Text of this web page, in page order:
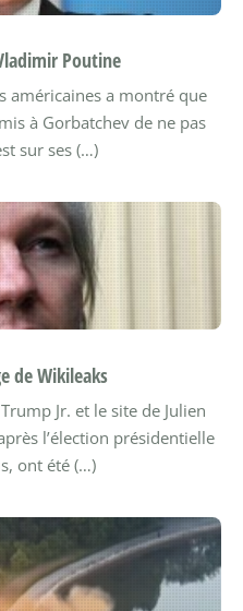
Poutine
américaines a montré que
à Gorbatchev de ne pas
sur ses (…)
de Wikileaks
Jr. et le site de Julien
l’élection présidentielle
ont été (…)